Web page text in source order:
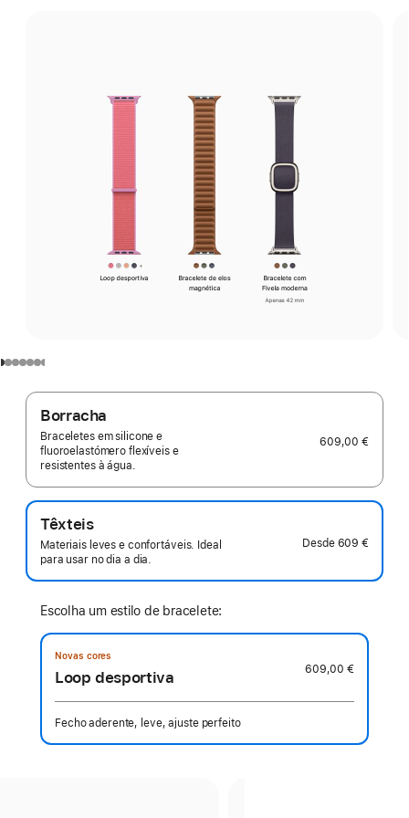
Borracha
Braceletes em silicone e
fluoroelastómero flexíveis e
resistentes à água.
609,00 €
Têxteis
Materiais leves e confortáveis. Ideal
para usar no dia a dia.
Desde 609 €
Escolha um estilo de bracelete:
Novas cores
Loop desportiva 609,00 €
Fecho aderente, leve, ajuste perfeito